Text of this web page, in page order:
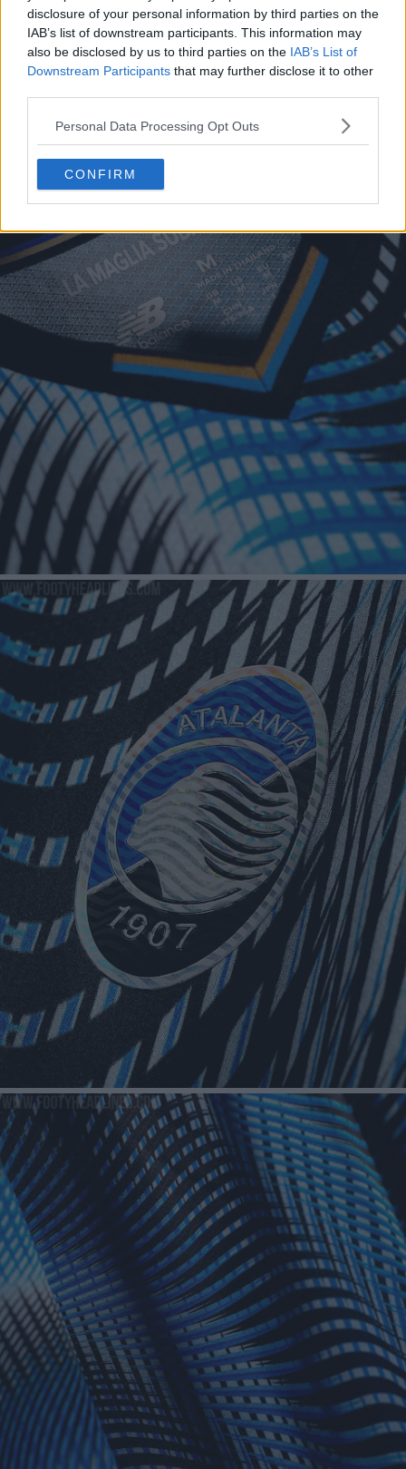
disclosure of your personal information by third parties on the
IAB’s list of downstream participants. This information may
also be disclosed by us to third parties on the IAB’s List of
Downstream Participants that may further disclose it to other
Personal Data Processing Opt Outs
CONFIRM